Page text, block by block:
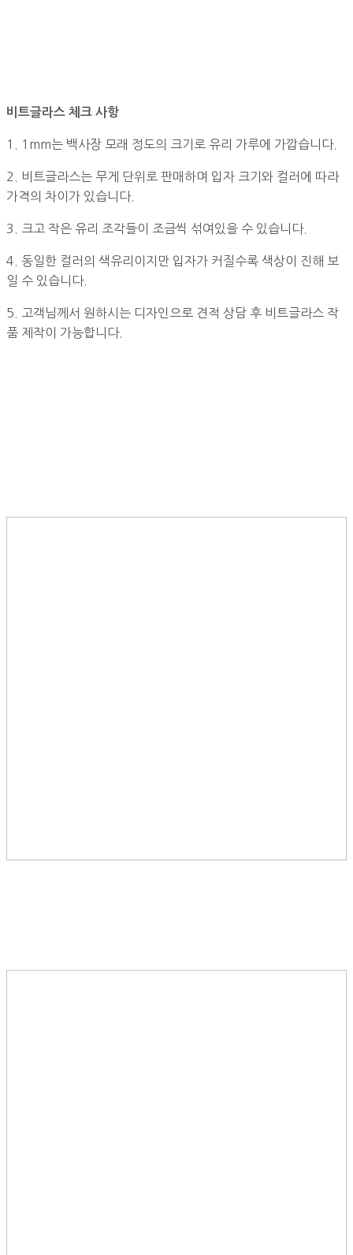
비트글라스 체크 사항
1. 1mm는 백사장 모래 정도의 크기로 유리 가루에 가깝습니다.
2. 비트글라스는 무게 단위로 판매하며 입자 크기와 컬러에 따라
가격의 차이가 있습니다.
3. 크고 작은 유리 조각들이 조금씩 섞여있을 수 있습니다.
4. 동일한 컬러의 색유리이지만 입자가 커질수록 색상이 진해 보
일 수 있습니다.
5. 고객님께서 원하시는 디자인으로 견적 상담 후 비트글라스 작
품 제작이 가능합니다.